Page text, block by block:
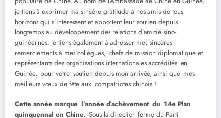
je tiens à exprimer ma sincère gratitude à nos amis de tous
horizons qui s’intéressent et apportent leur soutien depuis
longtemps au développement des relations d’amitié sino-
guinéennes. Je tiens également à adresser mes sincères
remerciements à mes collègues, chefs de mission diplomatique et
représentants des organisations internationales accrédités en
Guinée, pour votre soutien depuis mon arrivée, ainsi que mes
meilleurs vœux de fête aux compatriotes chinois !
Cette année marque l’année d’achèvement du 14e Plan
quinquennal en Chine. Sous la direction ferme du Parti